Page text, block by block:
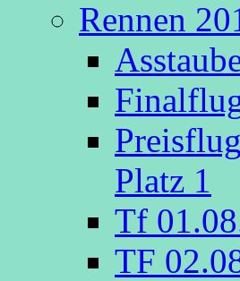
Rennen
Platz 1
Tf
TF